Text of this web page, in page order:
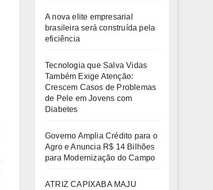
A nova elite empresarial
brasileira será construída pela
eficiência
Tecnologia que Salva Vidas
Também Exige Atenção:
Crescem Casos de Problemas
de Pele em Jovens com
Diabetes
Governo Amplia Crédito para o
Agro e Anuncia R$ 14 Bilhões
para Modernização do Campo
ATRIZ CAPIXABA MAJU